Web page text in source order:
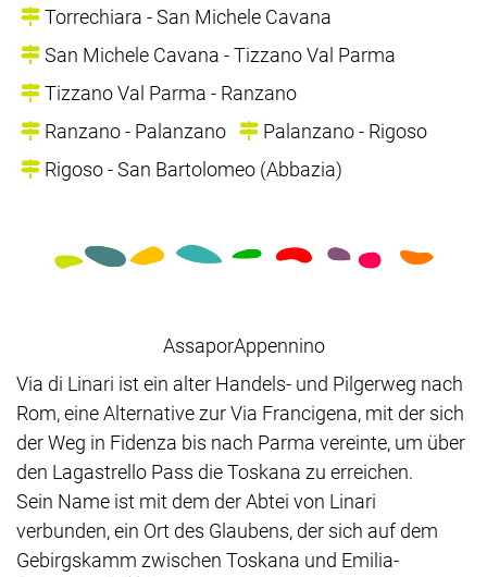
Torrechiara - San Michele Cavana
San Michele Cavana - Tizzano Val Parma
Tizzano Val Parma - Ranzano
Ranzano - Palanzano
Palanzano - Rigoso
Rigoso - San Bartolomeo (Abbazia)
AssaporAppennino
Via di Linari ist ein alter Handels- und Pilgerweg nach
Rom, eine Alternative zur Via Francigena, mit der sich
der Weg in Fidenza bis nach Parma vereinte, um über
den Lagastrello Pass die Toskana zu erreichen.
Sein Name ist mit dem der Abtei von Linari
verbunden, ein Ort des Glaubens, der sich auf dem
Gebirgskamm zwischen Toskana und Emilia-